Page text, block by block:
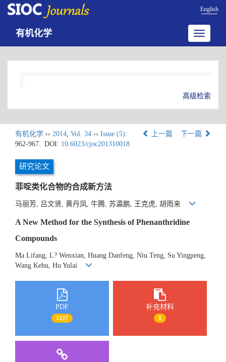
English
Toggle
有机化学
高级检索
有机化学 ›› 2014, Vol. 34 ›› Issue (5):
962-967. DOI: 10.6023/cjoc201310018
上一篇 下一篇
研究论文
菲啶类化合物的合成新方法
马丽芳, 吕文贤, 黄丹凤, 牛腾, 苏瀛鹏, 王克虎, 胡雨来
A New Method for the Synthesis of Phenanthridine
Compounds
Ma Lifang, L? Wenxian, Huang Danfeng, Niu Teng, Su Yingpeng,
Wang Kehu, Hu Yulai
PDF
1227
补充材料
1